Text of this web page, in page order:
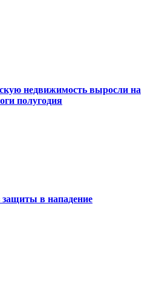
недвижимость выросли на
полугодия
защиты в нападение